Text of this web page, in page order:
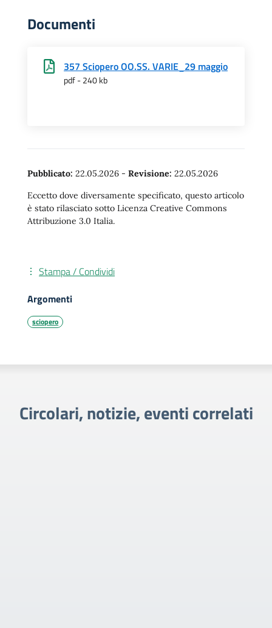
Documenti
357 Sciopero OO.SS. VARIE_29 maggio
pdf - 240 kb
Pubblicato: 22.05.2026 - Revisione: 22.05.2026
Eccetto dove diversamente specificato, questo articolo
è stato rilasciato sotto Licenza Creative Commons
Attribuzione 3.0 Italia.
Stampa / Condividi
Argomenti
sciopero
Circolari, notizie, eventi correlati